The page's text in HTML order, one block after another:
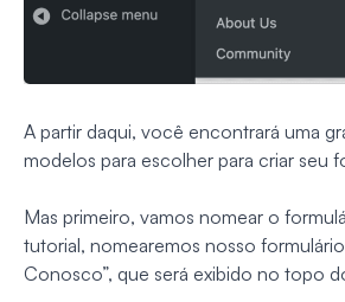
A partir daqui, você encontrará uma
modelos para escolher para criar seu
Mas primeiro, vamos nomear o
tutorial, nomearemos nosso
Conosco”, que será exibido no topo